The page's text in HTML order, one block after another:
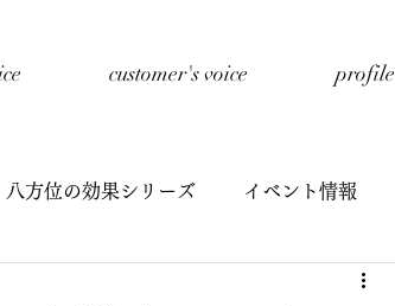
customer's voice profile
八方位の効果シリーズ イベント情報
ン